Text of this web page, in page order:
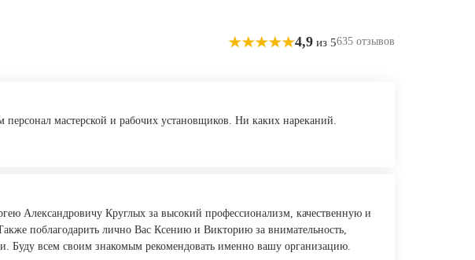
4,9 из 5635 отзывов
мастерской и рабочих установщиков. Ни каких нареканий.
Александровичу Круглых за высокий профессионализм, качественную и
поблагодарить лично Вас Ксению и Викторию за внимательность,
Буду всем своим знакомым рекомендовать именно вашу организацию.